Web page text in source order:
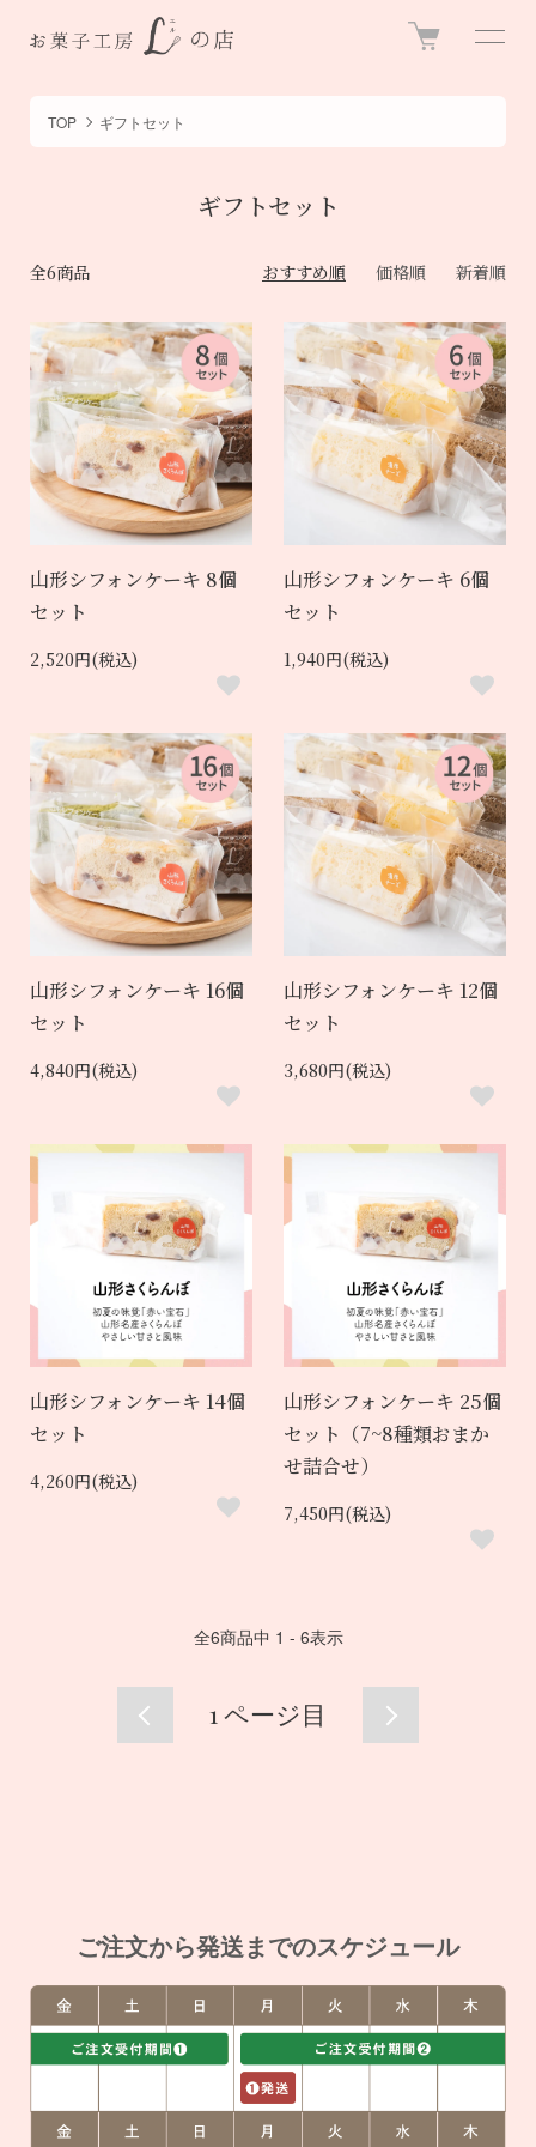
TOP ギフトセット
ギフトセット
全6商品 おすすめ順 価格順 新着順
山形シフォンケーキ 8個
セット
2,520円(税込)
山形シフォンケーキ 6個
セット
1,940円(税込)
山形シフォンケーキ 16個
セット
4,840円(税込)
山形シフォンケーキ 12個
セット
3,680円(税込)
山形シフォンケーキ 14個
セット
4,260円(税込)
山形シフォンケーキ 25個
セット（7~8種類おまか
せ詰合せ）
7,450円(税込)
全6商品中 1 - 6表示
1 ページ目
ご注文から発送までのスケジュール